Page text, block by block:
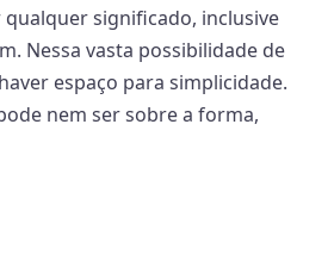
significado, inclusive
Nessa vasta possibilidade de
espaço para simplicidade.
nem ser sobre a forma,